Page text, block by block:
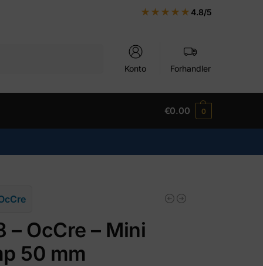
★★★★★ 4.8/5
Konto Forhandler
€0.00 0
– OcCre – Mini
50 mm